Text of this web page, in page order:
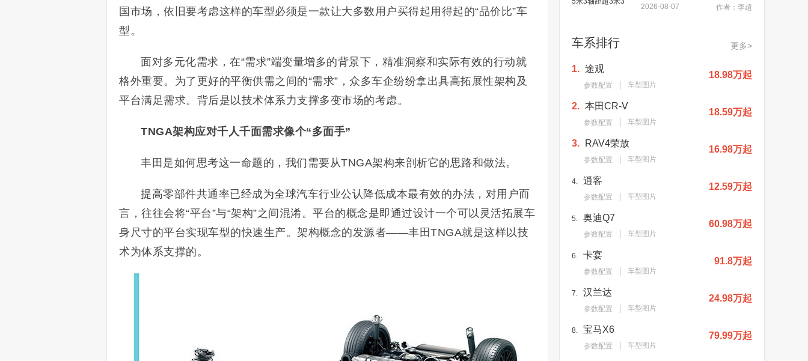
国市场，依旧要考虑这样的车型必须是一款让大多数用户买得起用得起的“品价比”车
型。
面对多元化需求，在“需求”端变量增多的背景下，精准洞察和实际有效的行动就
格外重要。为了更好的平衡供需之间的“需求”，众多车企纷纷拿出具高拓展性架构及
平台满足需求。背后是以技术体系力支撑多变市场的考虑。
TNGA架构应对千人千面需求像个“多面手”
丰田是如何思考这一命题的，我们需要从TNGA架构来剖析它的思路和做法。
提高零部件共通率已经成为全球汽车行业公认降低成本最有效的办法，对用户而
言，往往会将“平台”与“架构”之间混淆。平台的概念是即通过设计一个可以灵活拓展车
身尺寸的平台实现车型的快速生产。架构概念的发源者——丰田TNGA就是这样以技
术为体系支撑的。
2026-08-07 作者：李超
车系排行 更多>
1. 途观
参数配置 车型图片
18.98万起
2. 本田CR-V
参数配置 车型图片
18.59万起
3. RAV4荣放
参数配置 车型图片
16.98万起
4. 逍客
参数配置 车型图片
12.59万起
5. 奥迪Q7
参数配置 车型图片
60.98万起
6. 卡宴
参数配置 车型图片
91.8万起
7. 汉兰达
参数配置 车型图片
24.98万起
8. 宝马X6
参数配置 车型图片
79.99万起